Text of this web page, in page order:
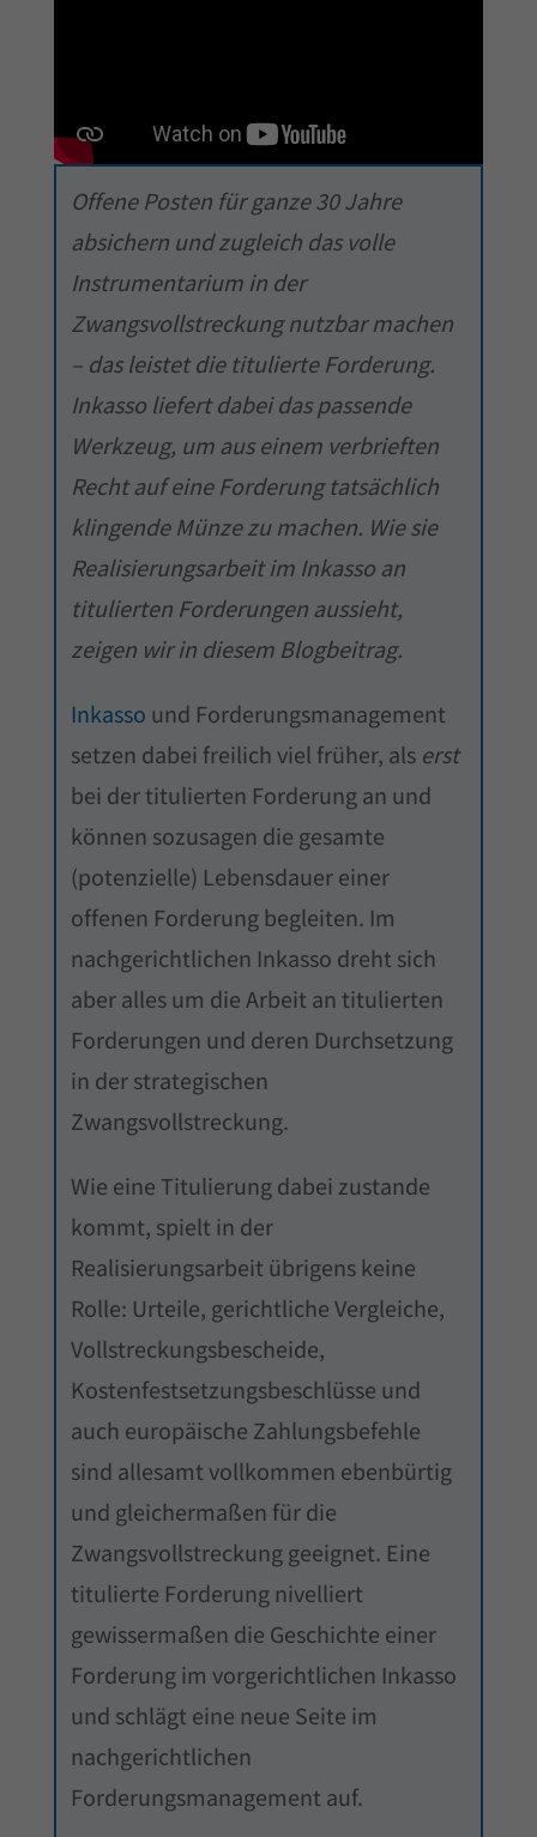
Offene Posten für ganze 30 Jahre
absichern und zugleich das volle
Instrumentarium in der
Zwangsvollstreckung nutzbar machen
– das leistet die titulierte Forderung.
Inkasso liefert dabei das passende
Werkzeug, um aus einem verbrieften
Recht auf eine Forderung tatsächlich
klingende Münze zu machen. Wie sie
Realisierungsarbeit im Inkasso an
titulierten Forderungen aussieht,
zeigen wir in diesem Blogbeitrag.
Inkasso und Forderungsmanagement
setzen dabei freilich viel früher, als erst
bei der titulierten Forderung an und
können sozusagen die gesamte
(potenzielle) Lebensdauer einer
offenen Forderung begleiten. Im
nachgerichtlichen Inkasso dreht sich
aber alles um die Arbeit an titulierten
Forderungen und deren Durchsetzung
in der strategischen
Zwangsvollstreckung.
Wie eine Titulierung dabei zustande
kommt, spielt in der
Realisierungsarbeit übrigens keine
Rolle: Urteile, gerichtliche Vergleiche,
Vollstreckungsbescheide,
Kostenfestsetzungsbeschlüsse und
auch europäische Zahlungsbefehle
sind allesamt vollkommen ebenbürtig
und gleichermaßen für die
Zwangsvollstreckung geeignet. Eine
titulierte Forderung nivelliert
gewissermaßen die Geschichte einer
Forderung im vorgerichtlichen Inkasso
und schlägt eine neue Seite im
nachgerichtlichen
Forderungsmanagement auf.